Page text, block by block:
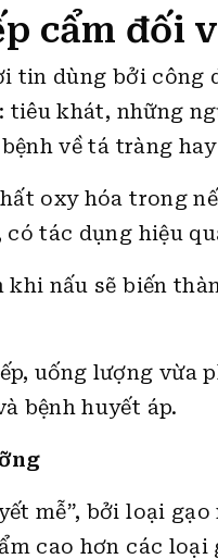
cẩm đối
tin dùng bởi
tiêu khát, những
về tá tràng
oxy hóa trong
có tác dụng hiệu
khi nấu sẽ biến
uống lượng vừa
bệnh huyết áp.
mễ”, bởi loại
cao hơn các loại